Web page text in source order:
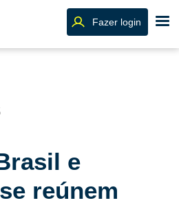
Fazer login
e
reúnem